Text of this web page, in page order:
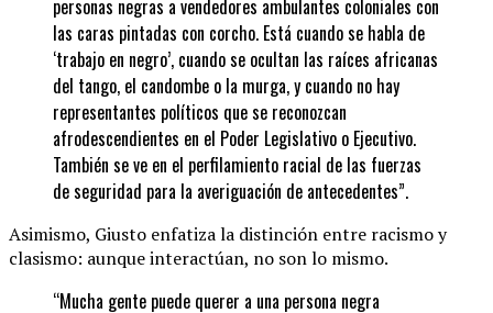
personas negras a vendedores ambulantes coloniales con
las caras pintadas con corcho. Está cuando se habla de
‘trabajo en negro’, cuando se ocultan las raíces africanas
del tango, el candombe o la murga, y cuando no hay
representantes políticos que se reconozcan
afrodescendientes en el Poder Legislativo o Ejecutivo.
También se ve en el perfilamiento racial de las fuerzas
de seguridad para la averiguación de antecedentes”.
Asimismo, Giusto enfatiza la distinción entre racismo y
clasismo: aunque interactúan, no son lo mismo.
“Mucha gente puede querer a una persona negra